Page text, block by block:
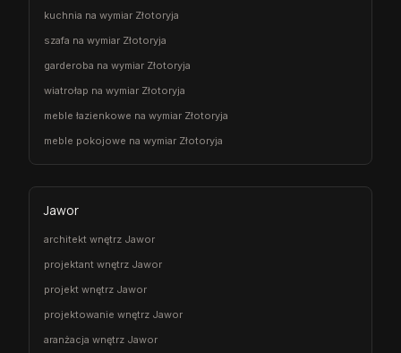
kuchnia na wymiar Złotoryja
szafa na wymiar Złotoryja
garderoba na wymiar Złotoryja
wiatrołap na wymiar Złotoryja
meble łazienkowe na wymiar Złotoryja
meble pokojowe na wymiar Złotoryja
Jawor
architekt wnętrz Jawor
projektant wnętrz Jawor
projekt wnętrz Jawor
projektowanie wnętrz Jawor
aranżacja wnętrz Jawor